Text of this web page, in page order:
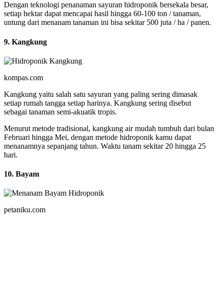
Dengan teknologi penanaman sayuran hidroponik bersekala besar,
setiap hektar dapat mencapai hasil hingga 60-100 ton / tanaman,
untung dari menanam tanaman ini bisa sekitar 500 juta / ha / panen.
9. Kangkung
kompas.com
Kangkung yaitu salah satu sayuran yang paling sering dimasak
setiap rumah tangga setiap harinya. Kangkung sering disebut
sebagai tanaman semi-akuatik tropis.
Menurut metode tradisional, kangkung air mudah tumbuh dari bulan
Februari hingga Mei, dengan metode hidroponik kamu dapat
menanamnya sepanjang tahun. Waktu tanam sekitar 20 hingga 25
hari.
10. Bayam
petaniku.com